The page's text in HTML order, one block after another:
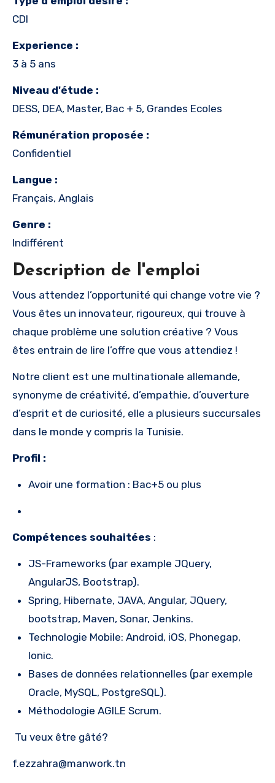
CDI
Experience :
3 à 5 ans
Niveau d'étude :
DESS, DEA, Master, Bac + 5, Grandes Ecoles
Rémunération proposée :
Confidentiel
Langue :
Français, Anglais
Genre :
Indifférent
Description de l'emploi
Vous attendez l’opportunité qui change votre vie ?
Vous êtes un innovateur, rigoureux, qui trouve à
chaque problème une solution créative ? Vous
êtes entrain de lire l’offre que vous attendiez !
Notre client est une multinationale allemande,
synonyme de créativité, d’empathie, d’ouverture
d’esprit et de curiosité, elle a plusieurs succursales
dans le monde y compris la Tunisie.
Profil :
Avoir une formation : Bac+5 ou plus
Compétences souhaitées :
JS-Frameworks (par example JQuery,
AngularJS, Bootstrap).
Spring, Hibernate, JAVA, Angular, JQuery,
bootstrap, Maven, Sonar, Jenkins.
Technologie Mobile: Android, iOS, Phonegap,
Ionic.
Bases de données relationnelles (par exemple
Oracle, MySQL, PostgreSQL).
Méthodologie AGILE Scrum.
Tu veux être gâté?
f.ezzahra@manwork.tn